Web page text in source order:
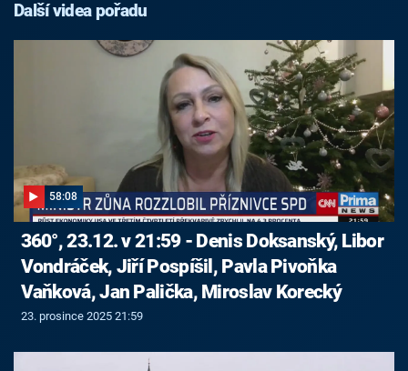
Další videa pořadu
58:08
360°, 23.12. v 21:59 - Denis Doksanský, Libor
Vondráček, Jiří Pospíšil, Pavla Pivoňka
Vaňková, Jan Palička, Miroslav Korecký
23. prosince 2025 21:59